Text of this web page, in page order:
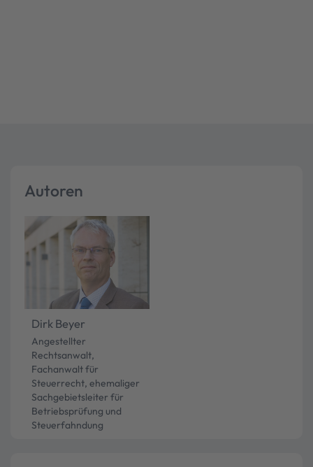
Autoren
Dirk Beyer
Angestellter
Rechtsanwalt,
Fachanwalt für
Steuerrecht, ehemaliger
Sachgebietsleiter für
Betriebsprüfung und
Steuerfahndung